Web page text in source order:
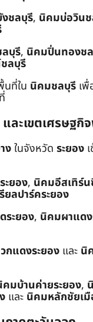
ชลบุรี, นิคมบ่อวิน
บุรี, นิคมปิ่นทองช
ลบุรี
ที่ใน นิคมชลบุรี เ
ละเขตเศรษฐกิ
งในจังหวัด ระยอง
ยอง, นิคมอีสเทิร์น
ลปาร์คระยอง
ะยอง, นิคมผาแดง
กแดงระยอง และ นิ
มบ้านค่ายระยอง,
และ นิคมหลักชัยเมื